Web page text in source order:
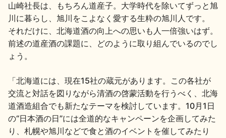
山崎社長は、もちろん道産子。大学時代を除いてずっと旭
川に暮らし、旭川をこよなく愛する生粋の旭川人です。
それだけに、北海道酒の向上への思いも人一倍強いはず。
前述の道産酒の課題に、どのように取り組んでいるのでし
ょう。
「北海道には、現在15社の蔵元があります。この各社が
交流と対話を図りながら清酒の啓蒙活動を行うべく、北海
道酒造組合でも新たなテーマを検討しています。10月1日
の“日本酒の日”には全道的なキャンペーンを企画してみた
り、札幌や旭川などで食と酒のイベントを催してみたり